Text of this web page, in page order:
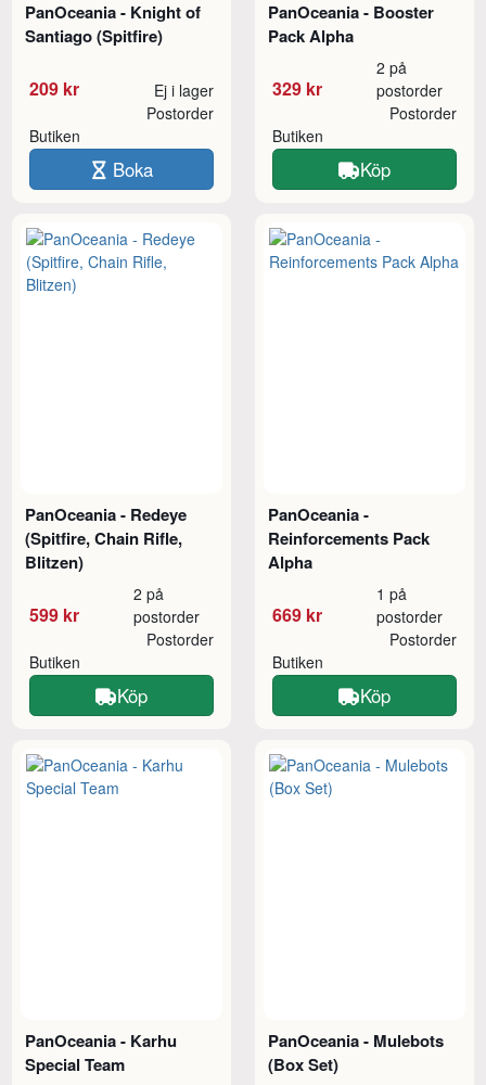
PanOceania - Knight of
Santiago (Spitfire)
209 kr Ej i lager
Butiken
Postorder
Boka
PanOceania - Booster
Pack Alpha
329 kr
2 på
postorder
Butiken
Postorder
Köp
PanOceania - Redeye
(Spitfire, Chain Rifle,
Blitzen)
599 kr
2 på
postorder
Butiken
Postorder
Köp
PanOceania -
Reinforcements Pack
Alpha
669 kr
1 på
postorder
Butiken
Postorder
Köp
PanOceania - Karhu
Special Team
PanOceania - Mulebots
(Box Set)